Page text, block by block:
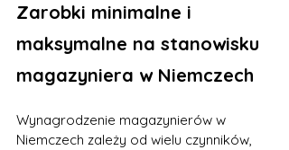
Zarobki minimalne i
maksymalne na stanowisku
magazyniera w Niemczech
Wynagrodzenie magazynierów w
Niemczech zależy od wielu czynników,